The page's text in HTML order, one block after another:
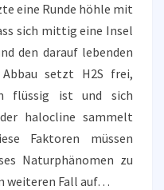
eine Runde höhle mit
sich mittig eine Insel
den darauf lebenden
setzt H2S frei,
flüssig ist und sich
halocline sammelt
Faktoren müssen
Naturphänomen zu
weiteren Fall auf…